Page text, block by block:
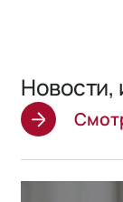
Новости,